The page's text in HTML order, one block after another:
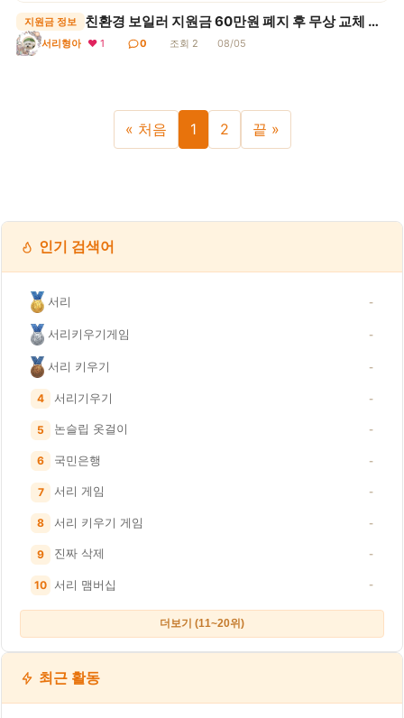
지원금 정보 친환경 보일러 지원금 60만원 폐지 후 무상 교체 받는 방법
서리형아 ❤ 1 0 조회 2 08/05
« 처음 1 2 끝 »
인기 검색어
서리 -
서리키우기게임 -
서리 키우기 -
4 서리기우기 -
5 논슬립 옷걸이 -
6 국민은행 -
7 서리 게임 -
8 서리 키우기 게임 -
9 진짜 삭제 -
10 서리 맴버십 -
더보기 (11~20위)
최근 활동